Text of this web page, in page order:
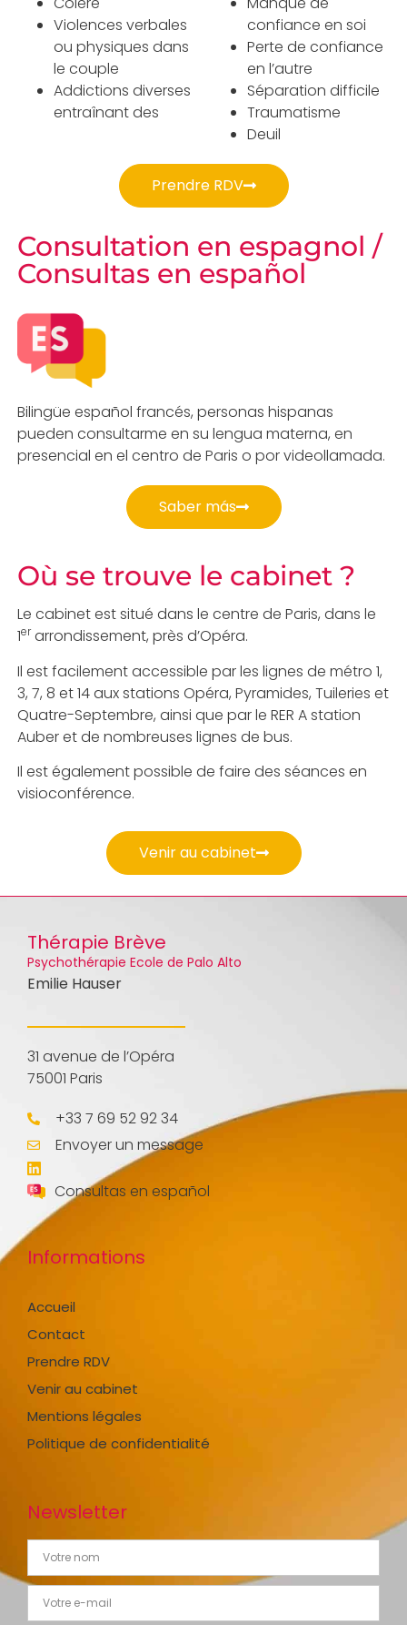
Violences verbales
ou physiques dans
le couple
Addictions diverses
entraînant des
confiance en soi
Perte de confiance
en l’autre
Séparation difficile
Traumatisme
Deuil
Prendre RDV
Consultation en espagnol /
Consultas en español
Bilingüe español francés, personas hispanas
pueden consultarme en su lengua materna, en
presencial en el centro de Paris o por videollamada.
Saber más
Où se trouve le cabinet ?
Le cabinet est situé dans le centre de Paris, dans le
1erarrondissement, près d’Opéra.
Il est facilement accessible par les lignes de métro 1,
3, 7, 8 et 14 aux stations Opéra, Pyramides, Tuileries et
Quatre-Septembre, ainsi que par le RER A station
Auber et de nombreuses lignes de bus.
Il est également possible de faire des séances en
visioconférence.
Venir au cabinet
Thérapie Brève
Psychothérapie Ecole de Palo Alto
Emilie Hauser
31 avenue de l’Opéra
75001 Paris
+33 7 69 52 92 34
Envoyer un message
Consultas en español
Informations
Accueil
Contact
Prendre RDV
Venir au cabinet
Mentions légales
Politique de confidentialité
Newsletter